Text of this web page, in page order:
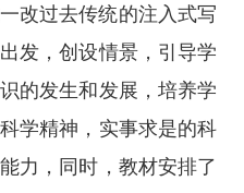
改过去传统的注入式写
发，创设情景，引导学
的发生和发展，培养学
学精神，实事求是的科
力，同时，教材安排了